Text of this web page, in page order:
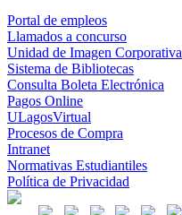
Portal de empleos
Llamados a concurso
Unidad de Imagen Corporativa
Sistema de Bibliotecas
Consulta Boleta Electrónica
Pagos Online
ULagosVirtual
Procesos de Compra
Intranet
Normativas Estudiantiles
Política de Privacidad